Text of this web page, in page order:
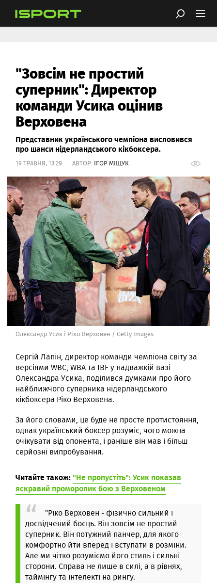
"Зовсім не простий
суперник": Директор
команди Усика оцінив
Верховена
Представник українського чемпіона висловився
про шанси нідерландського кікбоксера.
19 ТРАВНЯ, 13:29 АВТОР: ІГОР МІЩУК
Олександр Усик і Ріко Верховен / Getty Images
Сергій Лапін, директор команди чемпіона світу за
версіями WBC, WBA та IBF у надважкій вазі
Олександра Усика, поділився думками про його
найближчого суперника нідерландського
кікбоксера Ріко Верховена.
За його словами, це буде не просте протистояння,
однак український боксер розуміє, чого можна
очікувати від опонента, і раніше він мав і більш
серйозні випробування.
Читайте також:"Не пропустіть": Усик показав
яскравий проморолик бою з Верховеном
"Ріко Верховен - фізично сильний і
досвідчений боєць. Він зовсім не простий
суперник. Він потужний панчер, для якого
комфортно йти вперед і вступати в розміни.
Але ми чітко розуміємо його стиль і сильні
сторони. Справа не лише в силі, а в рівнях,
таймінгу та інтелекті на рингу.